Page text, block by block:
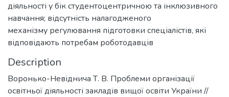
діяльності у бік студентоцентричною та інклюзивного
навчання; відсутність налагодженого
механізму регулювання підготовки спеціалістів, які
відповідають потребам роботодавців
Description
Воронько-Невіднича Т. В. Проблеми організації
освітньої діяльності закладів вищої освіти України //